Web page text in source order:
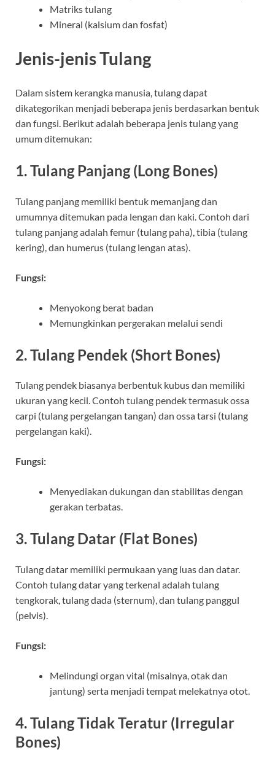
Matriks tulang
Mineral (kalsium dan fosfat)
Jenis-jenis Tulang
Dalam sistem kerangka manusia, tulang dapat
dikategorikan menjadi beberapa jenis berdasarkan bentuk
dan fungsi. Berikut adalah beberapa jenis tulang yang
umum ditemukan:
1. Tulang Panjang (Long Bones)
Tulang panjang memiliki bentuk memanjang dan
umumnya ditemukan pada lengan dan kaki. Contoh dari
tulang panjang adalah femur (tulang paha), tibia (tulang
kering), dan humerus (tulang lengan atas).
Fungsi:
Menyokong berat badan
Memungkinkan pergerakan melalui sendi
2. Tulang Pendek (Short Bones)
Tulang pendek biasanya berbentuk kubus dan memiliki
ukuran yang kecil. Contoh tulang pendek termasuk ossa
carpi (tulang pergelangan tangan) dan ossa tarsi (tulang
pergelangan kaki).
Fungsi:
Menyediakan dukungan dan stabilitas dengan
gerakan terbatas.
3. Tulang Datar (Flat Bones)
Tulang datar memiliki permukaan yang luas dan datar.
Contoh tulang datar yang terkenal adalah tulang
tengkorak, tulang dada (sternum), dan tulang panggul
(pelvis).
Fungsi:
Melindungi organ vital (misalnya, otak dan
jantung) serta menjadi tempat melekatnya otot.
4. Tulang Tidak Teratur (Irregular
Bones)